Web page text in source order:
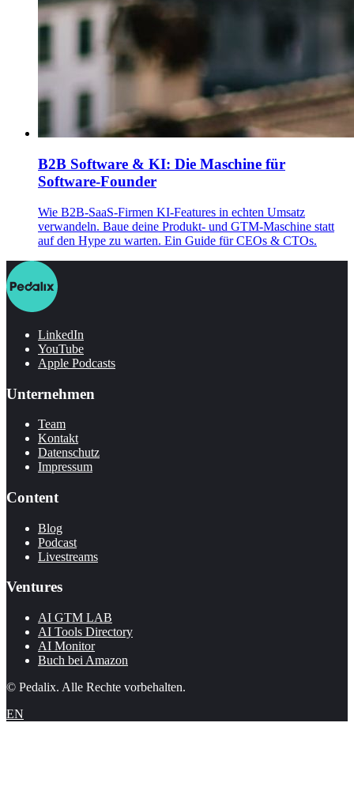
B2B Software & KI: Die Maschine für
Software-Founder
Wie B2B-SaaS-Firmen KI-Features in echten Umsatz
verwandeln. Baue deine Produkt- und GTM-Maschine statt
auf den Hype zu warten. Ein Guide für CEOs & CTOs.
LinkedIn
YouTube
Apple Podcasts
Unternehmen
Team
Kontakt
Datenschutz
Impressum
Content
Blog
Podcast
Livestreams
Ventures
AI GTM LAB
AI Tools Directory
AI Monitor
Buch bei Amazon
© Pedalix. Alle Rechte vorbehalten.
EN